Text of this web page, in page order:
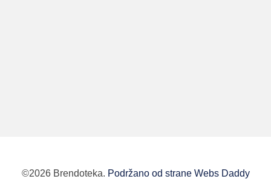
©2026 Brendoteka. Podržano od strane Webs Daddy